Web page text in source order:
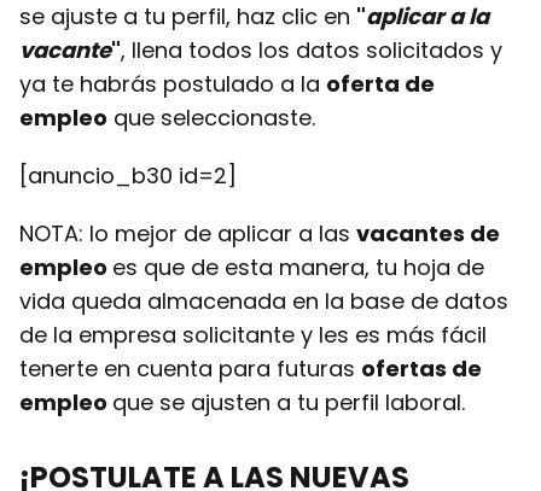
se ajuste a tu perfil, haz clic en "aplicar a la
vacante", llena todos los datos solicitados y
ya te habrás postulado a la oferta de
empleo que seleccionaste.
[anuncio_b30 id=2]
NOTA: lo mejor de aplicar a las vacantes de
empleo es que de esta manera, tu hoja de
vida queda almacenada en la base de datos
de la empresa solicitante y les es más fácil
tenerte en cuenta para futuras ofertas de
empleo que se ajusten a tu perfil laboral.
¡POSTULATE A LAS NUEVAS